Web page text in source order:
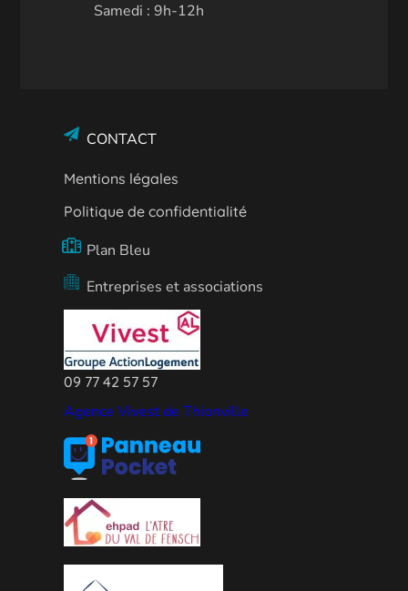
Samedi : 9h-12h
CONTACT
Mentions légales
Politique de confidentialité
Plan Bleu
Entreprises et associations
09 77 42 57 57
Agence Vivest de Thionville